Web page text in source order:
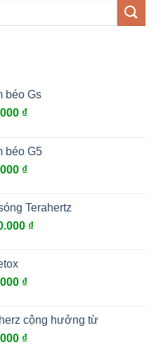
béo Gs
₫
béo G5
₫
Terahertz
₫
₫
cộng hưởng từ
₫